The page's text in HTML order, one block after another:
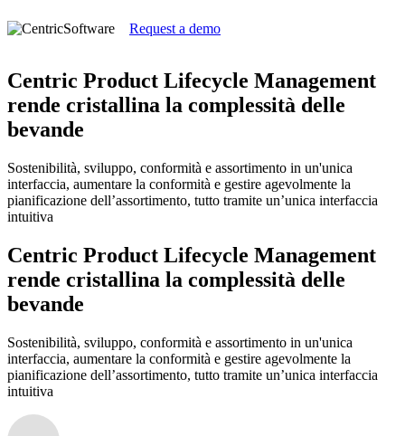
Request a demo
Centric Product Lifecycle Management
rende cristallina la complessità delle
bevande
Sostenibilità, sviluppo, conformità e assortimento in un'unica
interfaccia, aumentare la conformità e gestire agevolmente la
pianificazione dell’assortimento, tutto tramite un’unica interfaccia
intuitiva
Centric Product Lifecycle Management
rende cristallina la complessità delle
bevande
Sostenibilità, sviluppo, conformità e assortimento in un'unica
interfaccia, aumentare la conformità e gestire agevolmente la
pianificazione dell’assortimento, tutto tramite un’unica interfaccia
intuitiva